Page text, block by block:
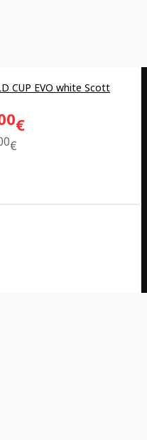
CUP EVO white Scott
€
€